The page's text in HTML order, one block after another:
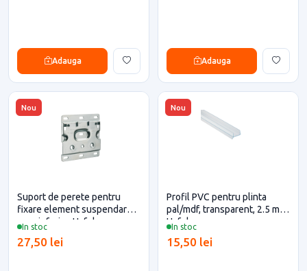
Adauga Adauga
Nou
In stoc
Suport de perete pentru
fixare element suspendare
corp inferior, Hafele
27,50 lei
Nou
In stoc
Profil PVC pentru plinta
pal/mdf, transparent, 2.5 m,
Hafele
15,50 lei